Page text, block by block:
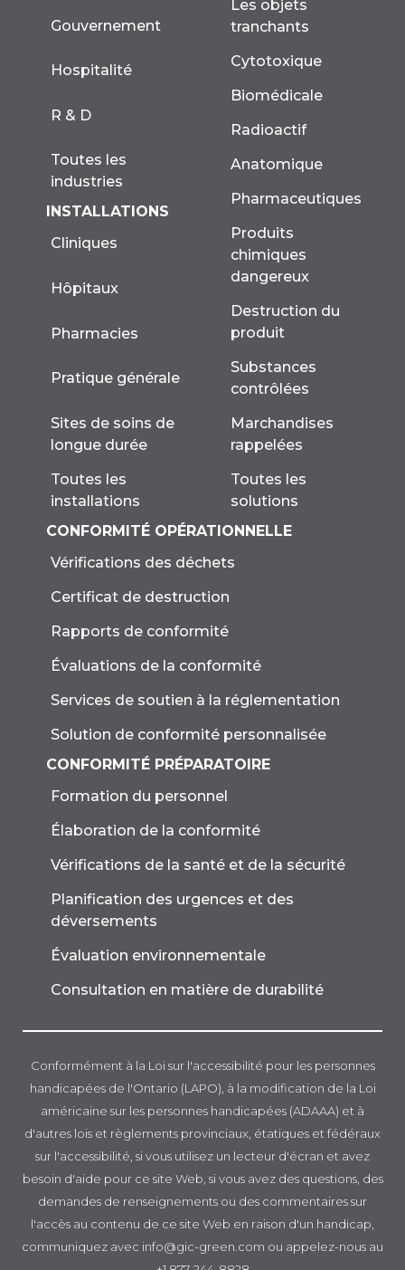
Gouvernement
Hospitalité
R & D
Toutes les
industries
INSTALLATIONS
Cliniques
Hôpitaux
Pharmacies
Pratique générale
Sites de soins de
longue durée
Toutes les
installations
Les objets
tranchants
Cytotoxique
Biomédicale
Radioactif
Anatomique
Pharmaceutiques
Produits
chimiques
dangereux
Destruction du
produit
Substances
contrôlées
Marchandises
rappelées
Toutes les
solutions
CONFORMITÉ OPÉRATIONNELLE
Vérifications des déchets
Certificat de destruction
Rapports de conformité
Évaluations de la conformité
Services de soutien à la réglementation
Solution de conformité personnalisée
CONFORMITÉ PRÉPARATOIRE
Formation du personnel
Élaboration de la conformité
Vérifications de la santé et de la sécurité
Planification des urgences et des
déversements
Évaluation environnementale
Consultation en matière de durabilité
Conformément à la Loi sur l'accessibilité pour les personnes
handicapées de l'Ontario (LAPO), à la modification de la Loi
américaine sur les personnes handicapées (ADAAA) et à
d'autres lois et règlements provinciaux, étatiques et fédéraux
sur l'accessibilité, si vous utilisez un lecteur d'écran et avez
besoin d'aide pour ce site Web, si vous avez des questions, des
demandes de renseignements ou des commentaires sur
l'accès au contenu de ce site Web en raison d'un handicap,
communiquez avec info@gic-green.com ou appelez-nous au